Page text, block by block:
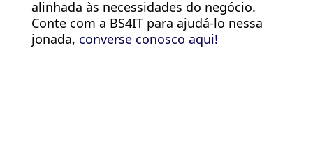
alinhada às necessidades do negócio.
Conte com a BS4IT para ajudá-lo nessa
jonada, converse conosco aqui!